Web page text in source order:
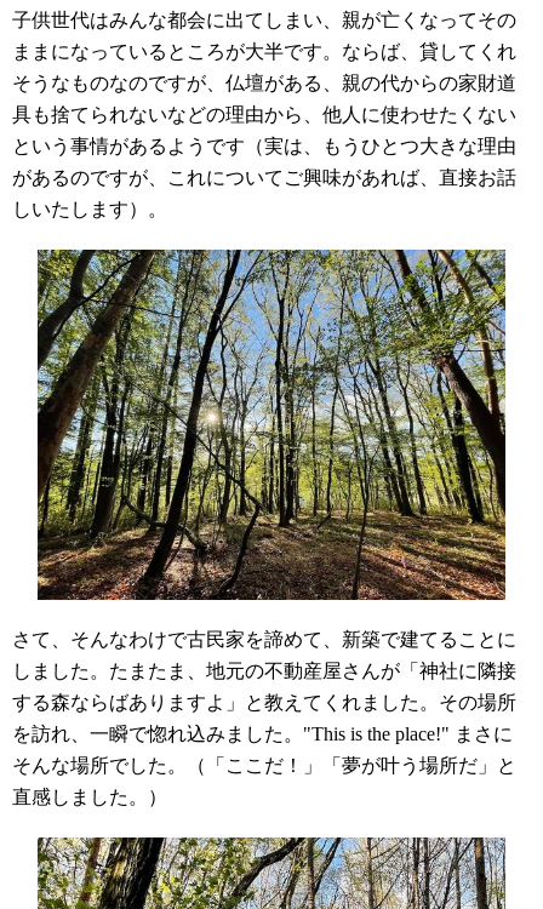
子供世代はみんな都会に出てしまい、親が亡くなってその
ままになっているところが大半です。ならば、貸してくれ
そうなものなのですが、仏壇がある、親の代からの家財道
具も捨てられないなどの理由から、他人に使わせたくない
という事情があるようです（実は、もうひとつ大きな理由
があるのですが、これについてご興味があれば、直接お話
しいたします）。
さて、そんなわけで古民家を諦めて、新築で建てることに
しました。たまたま、地元の不動産屋さんが「神社に隣接
する森ならばありますよ」と教えてくれました。その場所
を訪れ、一瞬で惚れ込みました。"This is the place!" まさに
そんな場所でした。（「ここだ！」「夢が叶う場所だ」と
直感しました。）